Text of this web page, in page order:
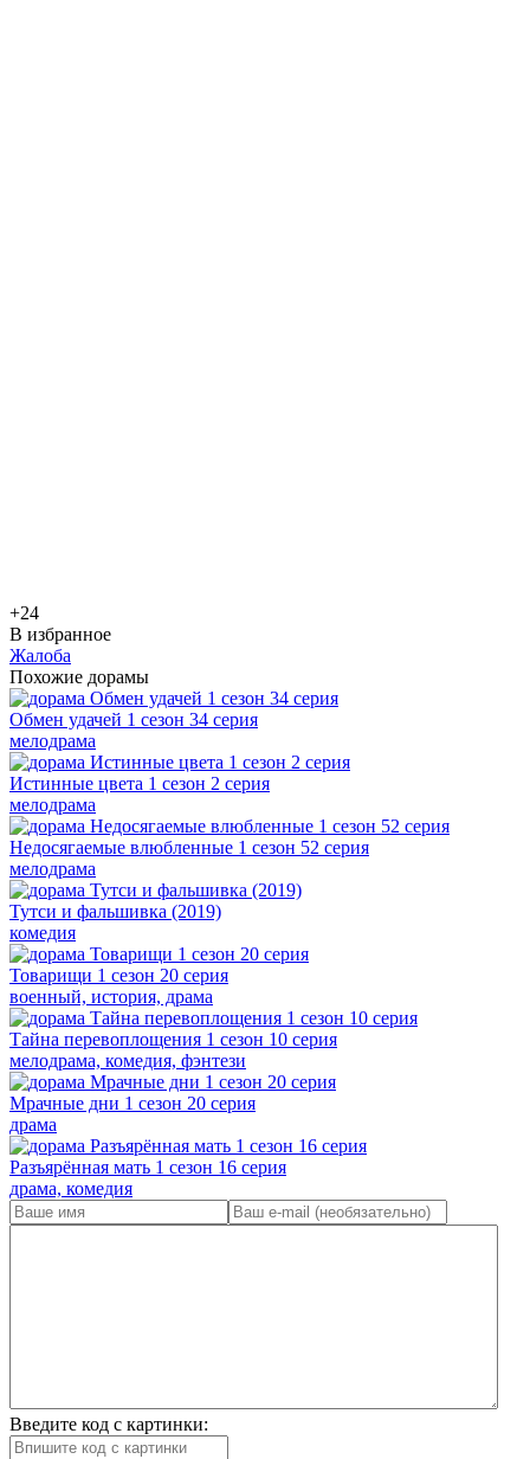
+24
В избранное
Жалоба
Похожие дорамы
Обмен удачей 1 сезон 34 серия
мелодрама
Истинные цвета 1 сезон 2 серия
мелодрама
Недосягаемые влюбленные 1 сезон 52 серия
мелодрама
Тутси и фальшивка (2019)
комедия
Товарищи 1 сезон 20 серия
военный, история, драма
Тайна перевоплощения 1 сезон 10 серия
мелодрама, комедия, фэнтези
Мрачные дни 1 сезон 20 серия
драма
Разъярённая мать 1 сезон 16 серия
драма, комедия
Введите код с картинки: